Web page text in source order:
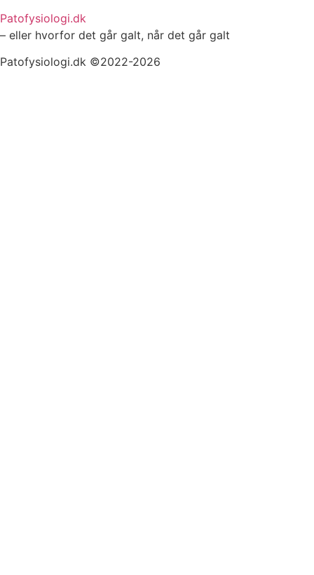
Patofysiologi.dk
– eller hvorfor det går galt, når det går galt
Patofysiologi.dk ©2022-2026